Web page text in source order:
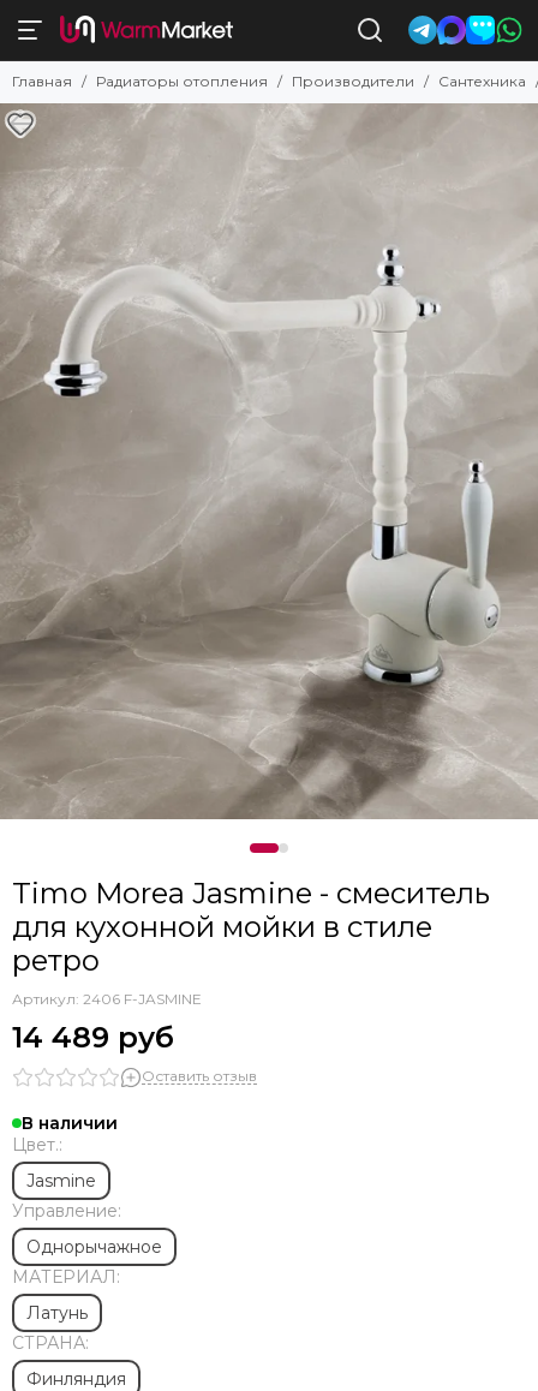
Главная Радиаторы отопления Производители Сантехника
Timo Morea Jasmine - смеситель
для кухонной мойки в стиле
ретро
Артикул: 2406 F-JASMINE
14 489 руб
Оставить отзыв
В наличии
Цвет.:
Jasmine
Управление:
Однорычажное
МАТЕРИАЛ:
Латунь
СТРАНА:
Финляндия